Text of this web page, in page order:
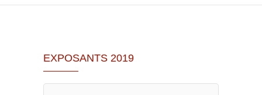
EXPOSANTS 2019